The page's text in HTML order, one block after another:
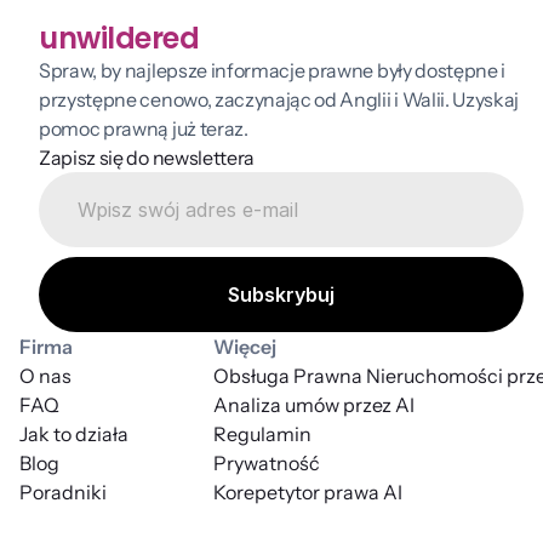
unwildered
Spraw, by najlepsze informacje prawne były dostępne i
przystępne cenowo, zaczynając od Anglii i Walii. Uzyskaj
pomoc prawną już teraz.
Zapisz się do newslettera
Firma
O nas
FAQ
Jak to działa
Blog
Poradniki
Więcej
Regulamin
Analiza umów przez AI
Korepetytor prawa AI
Prywatność
Obsługa Prawna Nieruchomości